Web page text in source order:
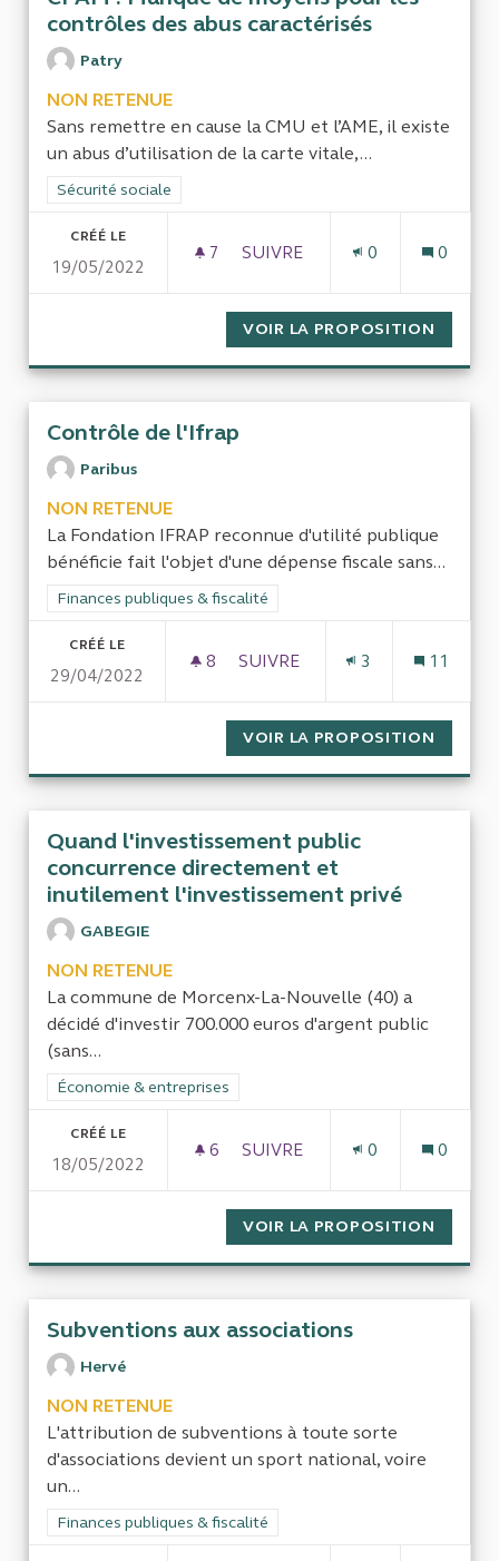
contrôles des abus caractérisés
Patry
NON RETENUE
Sans remettre en cause la CMU et l’AME, il existe
un abus d’utilisation de la carte vitale,...
Filtrer les résultats de la catégorie : Sécurité sociale
Sécurité sociale
CRÉÉ LE
19/05/2022
7 7 ABONNÉS
SUIVRE
0 0
VOIR LA PROPOSITION
Contrôle de l'Ifrap
Paribus
NON RETENUE
La Fondation IFRAP reconnue d'utilité publique
bénéficie fait l'objet d'une dépense fiscale sans...
Filtrer les résultats de la catégorie : Finances publiques &
Finances publiques & fiscalité
CRÉÉ LE
29/04/2022
8 8 ABONNÉS
SUIVRE
3 11
VOIR LA PROPOSITION
Quand l'investissement public
concurrence directement et
inutilement l'investissement privé
GABEGIE
NON RETENUE
La commune de Morcenx-La-Nouvelle (40) a
décidé d'investir 700.000 euros d'argent public
(sans...
Filtrer les résultats de la catégorie : Économie & entreprises
Économie & entreprises
CRÉÉ LE
18/05/2022
6 6 ABONNÉS
SUIVRE
0 0
VOIR LA PROPOSITION
Subventions aux associations
Hervé
NON RETENUE
L'attribution de subventions à toute sorte
d'associations devient un sport national, voire
un...
Filtrer les résultats de la catégorie : Finances publiques &
Finances publiques & fiscalité